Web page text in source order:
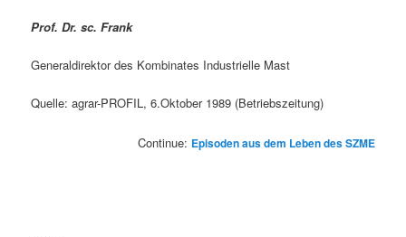
Prof. Dr. sc. Frank
Generaldirektor des Kombinates Industrielle Mast
Quelle: agrar-PROFIL, 6.Oktober 1989 (Betriebszeitung)
Continue: Episoden aus dem Leben des SZME